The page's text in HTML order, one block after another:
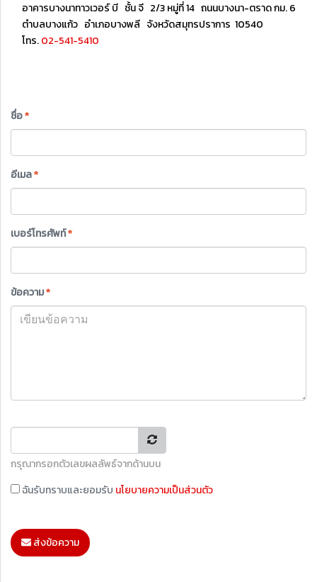
อาคารบางนาทาวเวอร์ บี ชั้น จี 2/3 หมู่ที่ 14 ถนนบางนา-ตราด กม. 6.5
ตำบลบางแก้ว อำเภอบางพลี จังหวัดสมุทรปราการ 10540
โทร.02-541-5410
ชื่อ*
อีเมล*
เบอร์โทรศัพท์*
ข้อความ*
กรุณากรอกตัวเลขผลลัพธ์จากด้านบน
ฉันรับทราบและยอมรับ นโยบายความเป็นส่วนตัว
ส่งข้อความ